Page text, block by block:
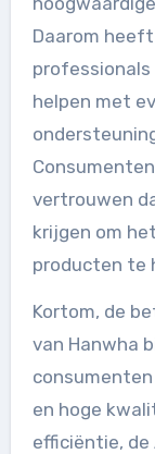
Daarom
helpen met
vertrouwen
krijgen om
producten te
Kortom, de
van Hanwha
en hoge
efficiëntie,